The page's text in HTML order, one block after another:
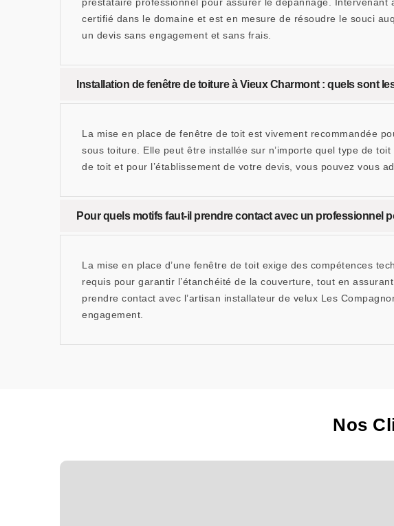
certifié dans le domaine et est en mesure de résoudre le souci
un devis sans engagement et sans frais.
Installation de fenêtre de toiture à Vieux Charmont : quels sont
La mise en place de fenêtre de toit est vivement recommandée
sous toiture. Elle peut être installée sur n’importe quel type de
de toit et pour l’établissement de votre devis, vous pouvez vous
Pour quels motifs faut-il prendre contact avec un professionnel
La mise en place d’une fenêtre de toit exige des compétences
requis pour garantir l’étanchéité de la couverture, tout en
prendre contact avec l’artisan installateur de velux Les
engagement.
Nos